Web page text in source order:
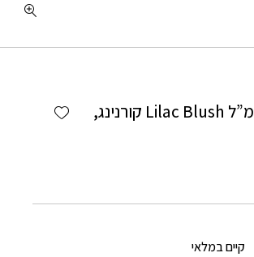
wishlist
בול למרק 532 מ”ל Lilac Blush קורנינג,
קיים במלאי